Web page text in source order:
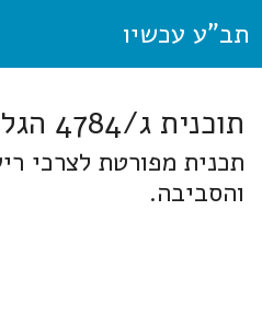
תב"ע עכשיו
תוכנית ג/4784 הגליל העליון
תכנית מפורטת לצרכי
והסביבה.